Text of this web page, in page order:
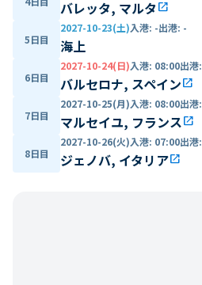
バレッタ, マルタopen_in_new
5日目
2027-10-23(土)入港: -出港: -
海上
6日目
2027-10-24(日)入港: 08:00出港:
バルセロナ, スペインopen_in_new
7日目
2027-10-25(月)入港: 08:00出港:
マルセイユ, フランスopen_in_new
8日目
2027-10-26(火)入港: 07:00出港:
ジェノバ, イタリアopen_in_new